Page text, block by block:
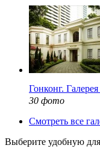
Гонконг.
30 фото
Смотреть все
Выберите удобную